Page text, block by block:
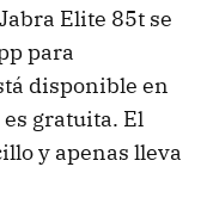
Elite 85t se
para
disponible en
gratuita. El
y apenas lleva